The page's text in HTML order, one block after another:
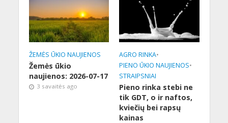
ŽEMĖS ŪKIO NAUJIENOS
Žemės ūkio
naujienos: 2026-07-17
3 savaitės ago
AGRO RINKA•
PIENO ŪKIO NAUJIENOS•
STRAIPSNIAI
Pieno rinka stebi ne
tik GDT, o ir naftos,
kviečių bei rapsų
kainas